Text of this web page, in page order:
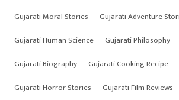
Gujarati Moral Stories
Gujarati Adventure
Gujarati Human Science
Gujarati Philosophy
Gujarati Biography
Gujarati Cooking Recipe
Gujarati Horror Stories
Gujarati Film Reviews